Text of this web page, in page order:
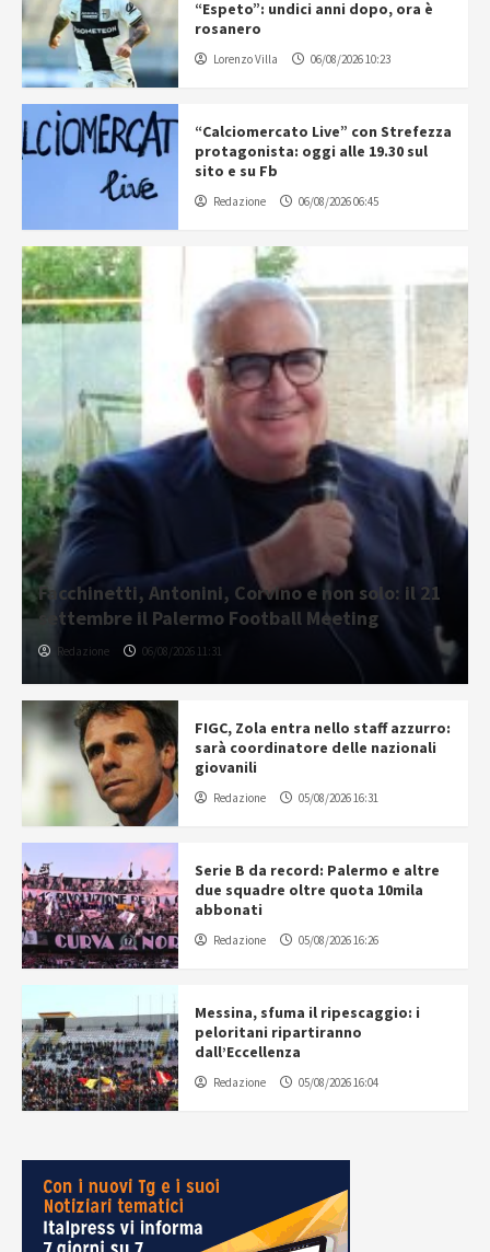
“Espeto”: undici anni dopo, ora è
rosanero
Lorenzo Villa 06/08/2026 10:23
“Calciomercato Live” con Strefezza
protagonista: oggi alle 19.30 sul
sito e su Fb
Redazione 06/08/2026 06:45
Facchinetti, Antonini, Corvino e non solo: il 21
settembre il Palermo Football Meeting
Redazione 06/08/2026 11:31
FIGC, Zola entra nello staff azzurro:
sarà coordinatore delle nazionali
giovanili
Redazione 05/08/2026 16:31
Serie B da record: Palermo e altre
due squadre oltre quota 10mila
abbonati
Redazione 05/08/2026 16:26
Messina, sfuma il ripescaggio: i
peloritani ripartiranno
dall’Eccellenza
Redazione 05/08/2026 16:04